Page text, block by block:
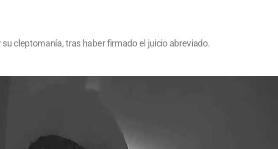
cleptomanía, tras haber firmado el juicio abreviado.